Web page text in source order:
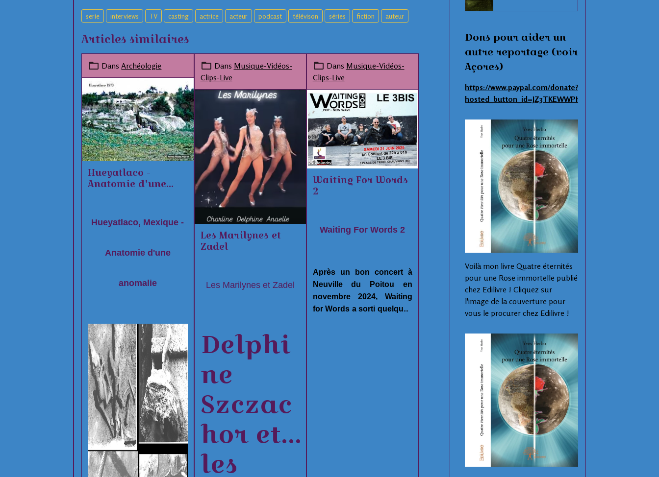
serie interviews TV casting actrice acteur podcast télévison séries fiction auteur
Articles similaires
Dans Archéologie
Hueyatlaco -
Anatomie d'une
Hueyatlaco, Mexique -
Anatomie d'une
anomalie
Dans Musique-Vidéos-
Clips-Live
Les Marilynes et
Zadel
Les Marilynes et Zadel
Delphi
ne
Szczac
hor et
les
Dans Musique-Vidéos-
Clips-Live
Waiting For Words
2
Waiting For Words 2
Après un bon concert à
Neuville du Poitou en
novembre 2024, Waiting
for Words a sorti quelques
Dons pour aider un
autre reportage (voir
Açores)
https://www.paypal.com/donate?
hosted_button_id=JZ3TKEWWPHNAS
Voilà mon livre Quatre éternités
pour une Rose immortelle publié
chez Edilivre ! Cliquez sur
l'image de la couverture pour
vous le procurer chez Edilivre !